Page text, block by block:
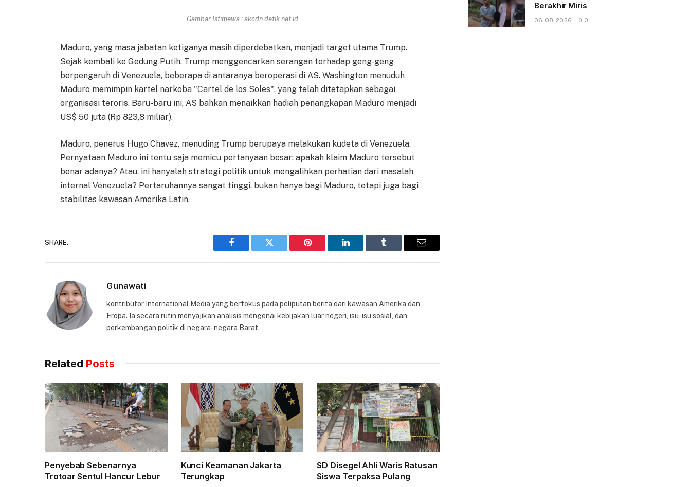
Gambar Istimewa : akcdn.detik.net.id
Maduro, yang masa jabatan ketiganya masih diperdebatkan, menjadi target utama Trump.
Sejak kembali ke Gedung Putih, Trump menggencarkan serangan terhadap geng-geng
berpengaruh di Venezuela, beberapa di antaranya beroperasi di AS. Washington menuduh
Maduro memimpin kartel narkoba "Cartel de los Soles", yang telah ditetapkan sebagai
organisasi teroris. Baru-baru ini, AS bahkan menaikkan hadiah penangkapan Maduro menjadi
US$ 50 juta (Rp 823,8 miliar).
Maduro, penerus Hugo Chavez, menuding Trump berupaya melakukan kudeta di Venezuela.
Pernyataan Maduro ini tentu saja memicu pertanyaan besar: apakah klaim Maduro tersebut
benar adanya? Atau, ini hanyalah strategi politik untuk mengalihkan perhatian dari masalah
internal Venezuela? Pertaruhannya sangat tinggi, bukan hanya bagi Maduro, tetapi juga bagi
stabilitas kawasan Amerika Latin.
SHARE.
Facebook Twitter Pinterest LinkedIn Tumblr Email
Gunawati
kontributor International Media yang berfokus pada peliputan berita dari kawasan Amerika dan
Eropa. Ia secara rutin menyajikan analisis mengenai kebijakan luar negeri, isu-isu sosial, dan
perkembangan politik di negara-negara Barat.
Related Posts
Penyebab Sebenarnya
Trotoar Sentul Hancur Lebur
Kunci Keamanan Jakarta
Terungkap
SD Disegel Ahli Waris Ratusan
Siswa Terpaksa Pulang
Berakhir Miris
06-08-2026 - 10.01